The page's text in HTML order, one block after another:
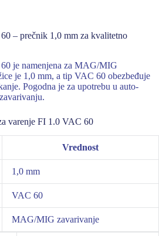
– prečnik 1,0 mm za kvalitetno
je namenjena za MAG/MIG
je 1,0 mm, a tip VAC 60 obezbeđuje
Pogodna je za upotrebu u auto-
varenje FI 1.0 VAC 60
Vrednost
1,0 mm
VAC 60
MAG/MIG zavarivanje